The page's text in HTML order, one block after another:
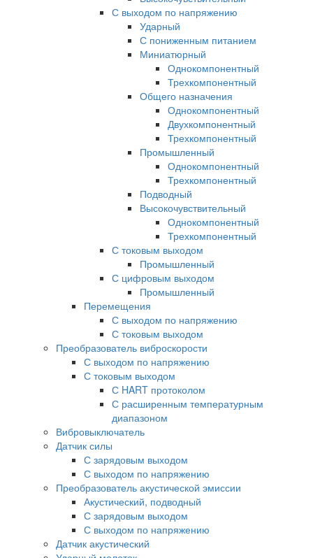
С выходом по напряжению
Ударный
С пониженным питанием
Миниатюрный
Однокомпонентный
Трехкомпонентный
Общего назначения
Однокомпонентный
Двухкомпонентный
Трехкомпонентный
Промышленный
Однокомпонентный
Трехкомпонентный
Подводный
Высокочувствительный
Однокомпонентный
Трехкомпонентный
С токовым выходом
Промышленный
С цифровым выходом
Промышленный
Перемещения
С выходом по напряжению
С токовым выходом
Преобразователь виброскорости
С выходом по напряжению
С токовым выходом
С HART протоколом
С расширенным температурным
диапазоном
Вибровыключатель
Датчик силы
С зарядовым выходом
С выходом по напряжению
Преобразователь акустической эмиссии
Акустический, подводный
С зарядовым выходом
С выходом по напряжению
Датчик акустический